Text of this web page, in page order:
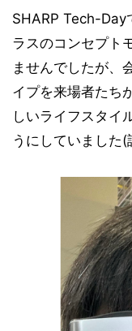
SHARP Tech-Day
ラスのコンセプト
ませんでしたが、
イプを来場者たち
しいライフスタイ
うにしていました(